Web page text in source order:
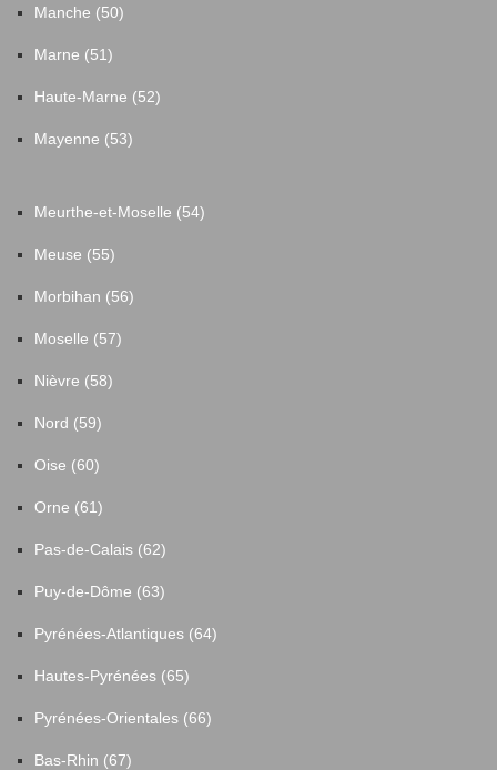
Manche (50)
Marne (51)
Haute-Marne (52)
Mayenne (53)
Meurthe-et-Moselle (54)
Meuse (55)
Morbihan (56)
Moselle (57)
Nièvre (58)
Nord (59)
Oise (60)
Orne (61)
Pas-de-Calais (62)
Puy-de-Dôme (63)
Pyrénées-Atlantiques (64)
Hautes-Pyrénées (65)
Pyrénées-Orientales (66)
Bas-Rhin (67)